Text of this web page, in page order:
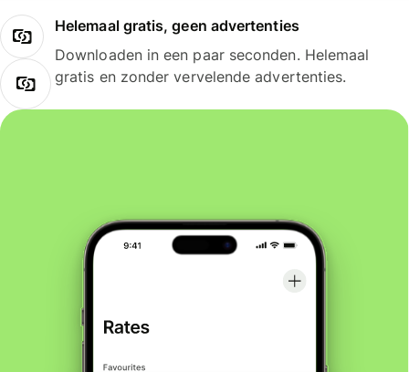
Helemaal gratis, geen advertenties
Downloaden in een paar seconden. Helemaal
gratis en zonder vervelende advertenties.